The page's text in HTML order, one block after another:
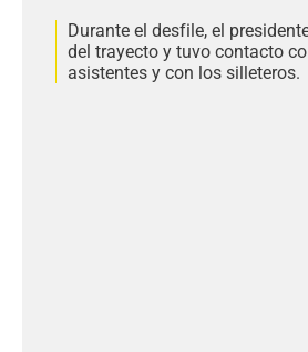
Durante el desfile, el
del trayecto y tuvo contacto
asistentes y con los silleteros.